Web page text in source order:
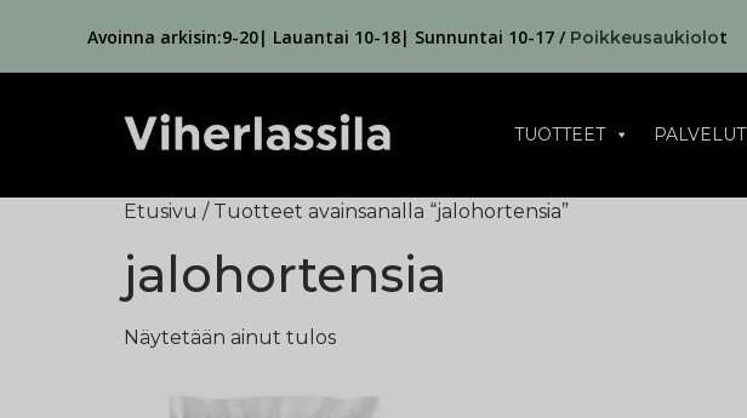
Avoinna arkisin:9-20| Lauantai 10-18| Sunnuntai 10-17 / Poikkeusaukiolot
TUOTTEET PALVELUT
Etusivu / Tuotteet avainsanalla “jalohortensia”
jalohortensia
Näytetään ainut tulos